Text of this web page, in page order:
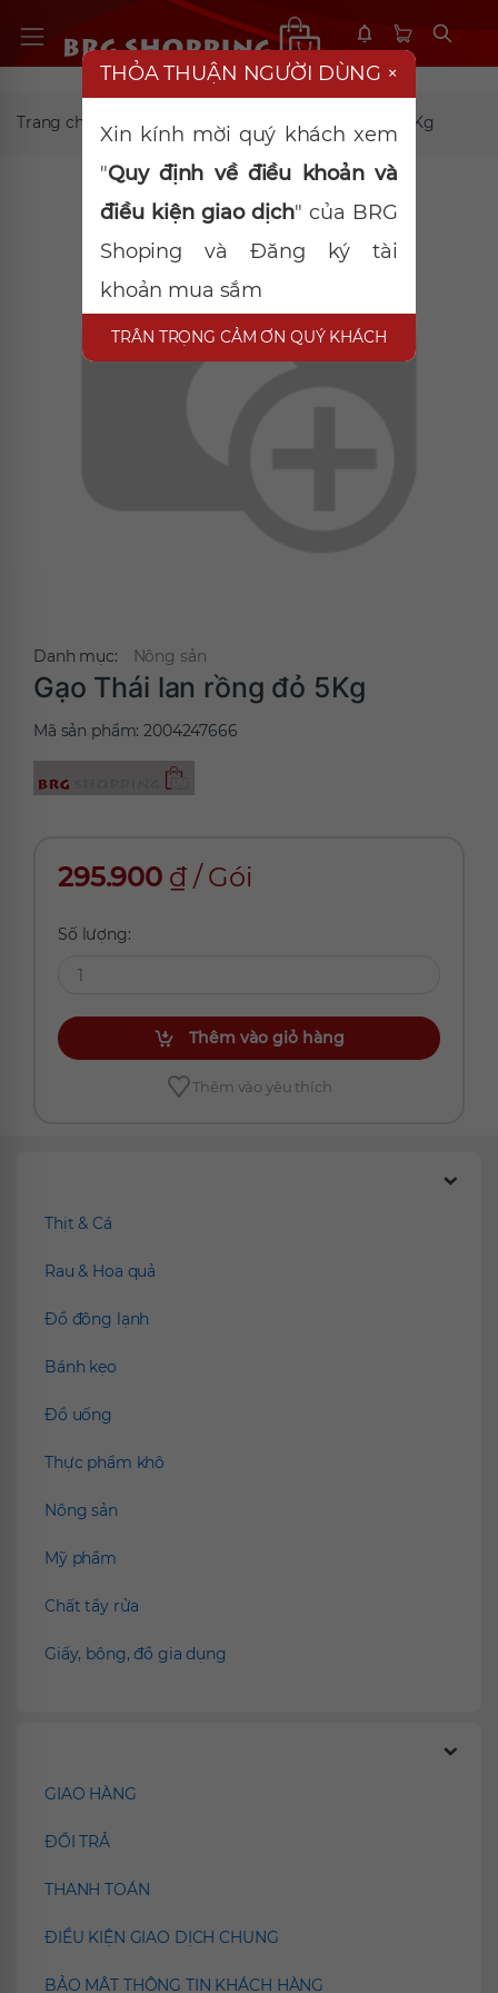
Trang chủ Nông sản Gạo Thái lan rồng đỏ 5Kg
Danh mục: Nông sản
Gạo Thái lan rồng đỏ 5Kg
Mã sản phẩm:2004247666
295.900 ₫ / Gói
Số lượng:
Thêm vào giỏ hàng
Thêm vào yêu thích
Thịt & Cá
Rau & Hoa quả
Đồ đông lạnh
Bánh kẹo
Đồ uống
Thực phẩm khô
Nông sản
Mỹ phẩm
Chất tẩy rửa
Giấy, bông, đồ gia dụng
GIAO HÀNG
ĐỔI TRẢ
THANH TOÁN
ĐIỀU KIỆN GIAO DỊCH CHUNG
BẢO MẬT THÔNG TIN KHÁCH HÀNG
THỎA THUẬN NGƯỜI DÙNG ×
Xin kính mời quý khách xem
"Quy định về điều khoản và
điều kiện giao dịch" của BRG
Shoping và Đăng ký tài
khoản mua sắm
TRÂN TRỌNG CẢM ƠN QUÝ KHÁCH